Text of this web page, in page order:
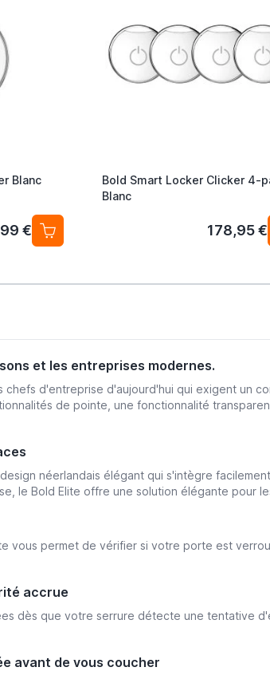
Blanc
€
Bold Smart Locker Clicker 4-
Blanc
178,95 €
et les entreprises modernes.
d'entreprise d'aujourd'hui qui exigent un
de pointe, une fonctionnalité
néerlandais élégant qui s'intègre
le Bold Elite offre une solution élégante pour
vous permet de vérifier si votre porte est
accrue
dès que votre serrure détecte une tentative
avant de vous coucher